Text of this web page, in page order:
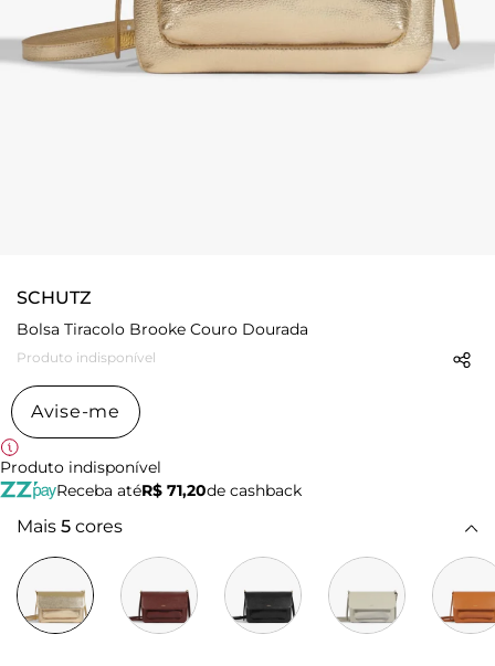
SCHUTZ
Bolsa Tiracolo Brooke Couro Dourada
Produto indisponível
Avise-me
Produto indisponível
Receba atéR$ 71,20de cashback
Mais 5 cores